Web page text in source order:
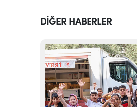
DİĞER HABERLER